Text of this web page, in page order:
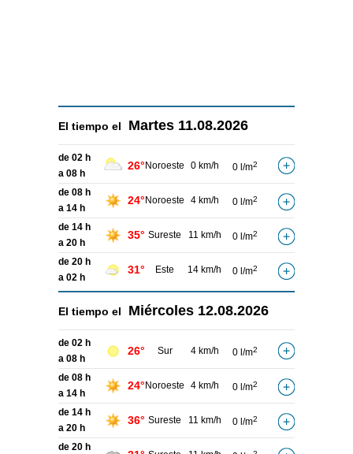
El tiempo el Martes 11.08.2026
de 02 h
a 08 h
26° Noroeste 0 km/h 0 l/m2
de 08 h
a 14 h
24° Noroeste 4 km/h 0 l/m2
de 14 h
a 20 h
35° Sureste 11 km/h 0 l/m2
de 20 h
a 02 h
31° Este 14 km/h 0 l/m2
El tiempo el Miércoles 12.08.2026
de 02 h
a 08 h
26° Sur 4 km/h 0 l/m2
de 08 h
a 14 h
24° Noroeste 4 km/h 0 l/m2
de 14 h
a 20 h
36° Sureste 11 km/h 0 l/m2
de 20 h